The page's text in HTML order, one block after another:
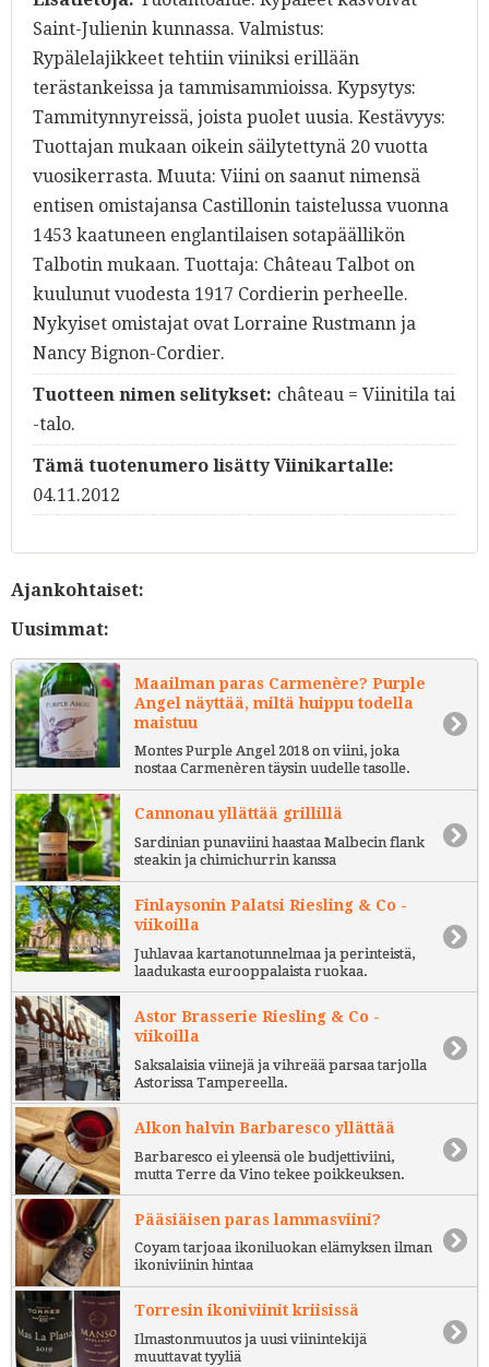
Saint-Julienin kunnassa. Valmistus:
Rypälelajikkeet tehtiin viiniksi erillään
terästankeissa ja tammisammioissa. Kypsytys:
Tammitynnyreissä, joista puolet uusia. Kestävyys:
Tuottajan mukaan oikein säilytettynä 20 vuotta
vuosikerrasta. Muuta: Viini on saanut nimensä
entisen omistajansa Castillonin taistelussa vuonna
1453 kaatuneen englantilaisen sotapäällikön
Talbotin mukaan. Tuottaja: Château Talbot on
kuulunut vuodesta 1917 Cordierin perheelle.
Nykyiset omistajat ovat Lorraine Rustmann ja
Nancy Bignon-Cordier.
Tuotteen nimen selitykset: château = Viinitila tai
-talo.
Tämä tuotenumero lisätty Viinikartalle:
04.11.2012
Ajankohtaiset:
Uusimmat:
Maailman paras Carmenère? Purple
Angel näyttää, miltä huippu todella
maistuu
Montes Purple Angel 2018 on viini, joka
nostaa Carmenèren täysin uudelle tasolle.
Cannonau yllättää grillillä
Sardinian punaviini haastaa Malbecin flank
steakin ja chimichurrin kanssa
Finlaysonin Palatsi Riesling & Co -
viikoilla
Juhlavaa kartanotunnelmaa ja perinteistä,
laadukasta eurooppalaista ruokaa.
Astor Brasserie Riesling & Co -
viikoilla
Saksalaisia viinejä ja vihreää parsaa tarjolla
Astorissa Tampereella.
Alkon halvin Barbaresco yllättää
Barbaresco ei yleensä ole budjettiviini,
mutta Terre da Vino tekee poikkeuksen.
Pääsiäisen paras lammasviini?
Coyam tarjoaa ikoniluokan elämyksen ilman
ikoniviinin hintaa
Torresin ikoniviinit kriisissä
Ilmastonmuutos ja uusi viinintekijä
muuttavat tyyliä